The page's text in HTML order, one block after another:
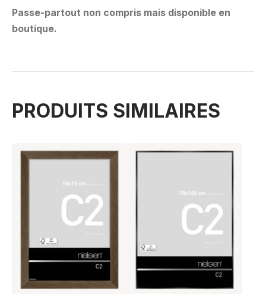
Passe-partout non compris mais disponible en
boutique.
PRODUITS SIMILAIRES